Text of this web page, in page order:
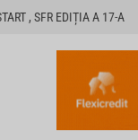
, SFR EDIȚIA A 17-A